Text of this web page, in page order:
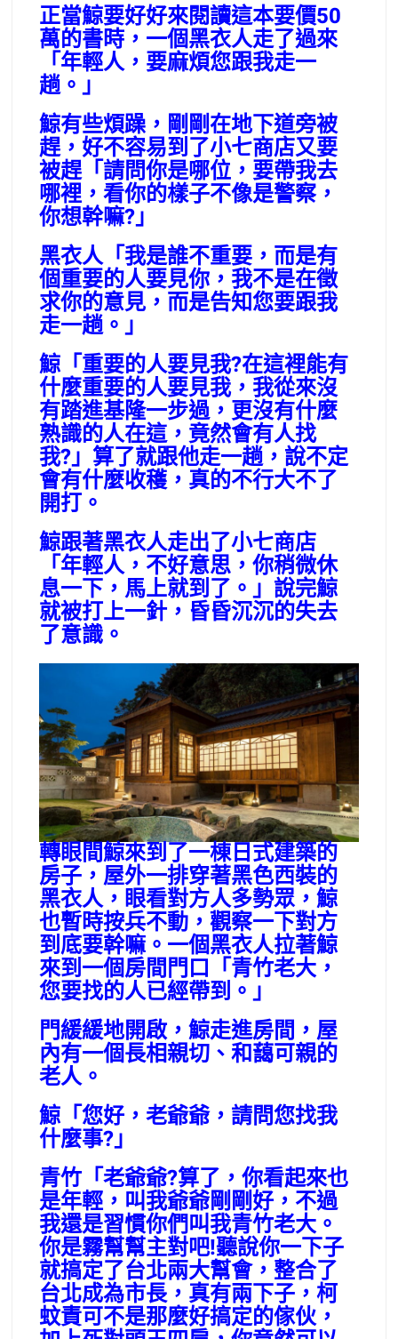
正當鯨要好好來閱讀這本要價50
萬的書時，一個黑衣人走了過來
「年輕人，要麻煩您跟我走一
趟。」
鯨有些煩躁，剛剛在地下道旁被
趕，好不容易到了小七商店又要
被趕「請問你是哪位，要帶我去
哪裡，看你的樣子不像是警察，
你想幹嘛?」
黑衣人「我是誰不重要，而是有
個重要的人要見你，我不是在徵
求你的意見，而是告知您要跟我
走一趟。」
鯨「重要的人要見我?在這裡能有
什麼重要的人要見我，我從來沒
有踏進基隆一步過，更沒有什麼
熟識的人在這，竟然會有人找
我?」算了就跟他走一趟，說不定
會有什麼收穫，真的不行大不了
開打。
鯨跟著黑衣人走出了小七商店
「年輕人，不好意思，你稍微休
息一下，馬上就到了。」說完鯨
就被打上一針，昏昏沉沉的失去
了意識。
轉眼間鯨來到了一棟日式建築的
房子，屋外一排穿著黑色西裝的
黑衣人，眼看對方人多勢眾，鯨
也暫時按兵不動，觀察一下對方
到底要幹嘛。一個黑衣人拉著鯨
來到一個房間門口「青竹老大，
您要找的人已經帶到。」
門緩緩地開啟，鯨走進房間，屋
內有一個長相親切、和藹可親的
老人。
鯨「您好，老爺爺，請問您找我
什麼事?」
青竹「老爺爺?算了，你看起來也
是年輕，叫我爺爺剛剛好，不過
我還是習慣你們叫我青竹老大。
你是霧幫幫主對吧!聽說你一下子
就搞定了台北兩大幫會，整合了
台北成為市長，真有兩下子，柯
蚊責可不是那麼好搞定的傢伙，